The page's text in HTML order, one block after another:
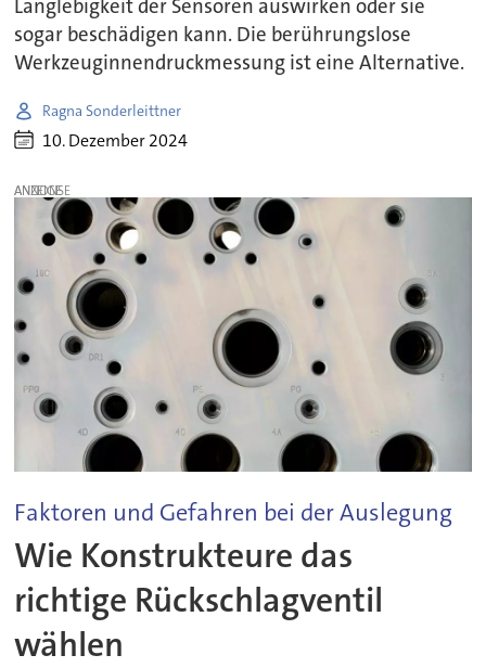
Langlebigkeit der Sensoren auswirken oder sie
sogar beschädigen kann. Die berührungslose
Werkzeuginnendruckmessung ist eine Alternative.
Ragna Sonderleittner
10. Dezember 2024
ANZEIGE
Faktoren und Gefahren bei der Auslegung
Wie Konstrukteure das
richtige Rückschlagventil
wählen